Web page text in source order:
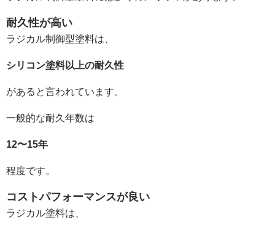
耐久性が高い
ラジカル制御型塗料は、
シリコン塗料以上の耐久性
があると言われています。
一般的な耐久年数は
12〜15年
程度です。
コストパフォーマンスが良い
ラジカル塗料は、